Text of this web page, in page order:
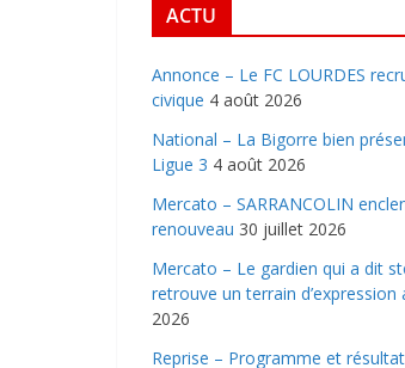
ACTU
Annonce – Le FC LOURDES
civique 4 août 2026
National – La Bigorre bien
Ligue 3 4 août 2026
Mercato – SARRANCOLIN
renouveau 30 juillet 2026
Mercato – Le gardien qui a dit
retrouve un terrain d’expression
2026
Reprise – Programme et